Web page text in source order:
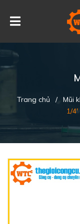
Trang chủ / Mũi
1/4'